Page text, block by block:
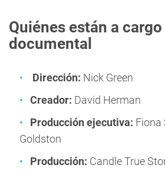
Quiénes están a cargo
documental
Dirección: Nick Green
Creador: David Herman
Producción ejecutiva: Fiona
Goldston
Producción: Candle True